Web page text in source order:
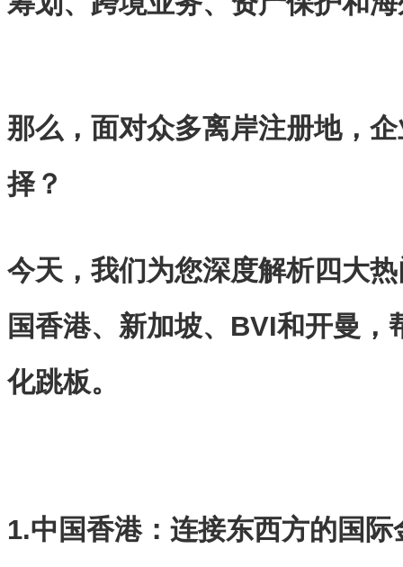
那么，面对众多离岸注册地，
择？
今天，我们为您深度解析四大
国香港、新加坡、BVI和开曼，
化跳板。
1.中国香港：连接东西方的国际